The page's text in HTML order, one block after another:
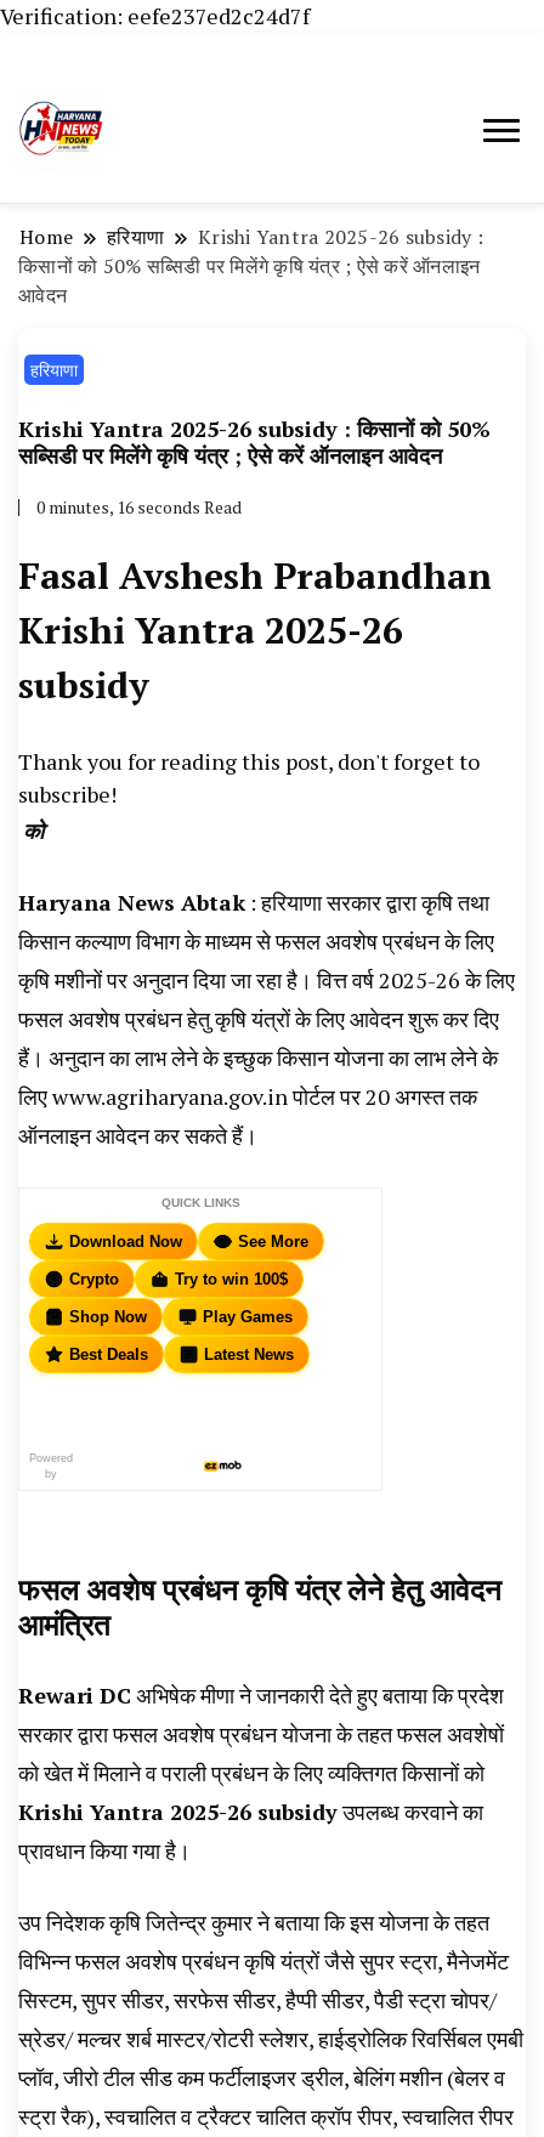
Verification: eefe237ed2c24d7f
हांसी, जींद और हरियाणा की ताजा खबरें
Haryana News Today, Haryana Live, Live
चैनल, Haryana News Today, Latest News
Hisar, Hisar Breaking News, Hansi News
Weather Update in Haryana, Weather Alert
in Haryana, Rain Alert in Haryana, Haryana
Police Action, Haryana Porotet Update,
News, Student Portest News, Kisan Protest
News, AHN News, Abtak Haryana News,
Home हरियाणा
Krishi Yantra 2025-26 subsidy :
किसानों को 50% सब्सिडी पर मिलेंगे कृषि यंत्र ; ऐसे करें ऑनलाइन
आवेदन
हरियाणा
Krishi Yantra 2025-26 subsidy : किसानों को 50%
सब्सिडी पर मिलेंगे कृषि यंत्र ; ऐसे करें ऑनलाइन आवेदन
0 minutes, 16 seconds Read
Fasal Avshesh Prabandhan
Krishi Yantra 2025-26
subsidy
Thank you for reading this post, don't forget to
subscribe!
को
Haryana News Abtak: हरियाणा सरकार द्वारा कृषि तथा
किसान कल्याण विभाग के माध्यम से फसल अवशेष प्रबंधन के लिए
कृषि मशीनों पर अनुदान दिया जा रहा है। वित्त वर्ष 2025-26 के लिए
फसल अवशेष प्रबंधन हेतु कृषि यंत्रों के लिए आवेदन शुरू कर दिए
हैं। अनुदान का लाभ लेने के इच्छुक किसान योजना का लाभ लेने के
लिएwww.agriharyana.gov.inपोर्टल पर 20 अगस्त तक
ऑनलाइन आवेदन कर सकते हैं।
QUICK LINKS
Download Now See More
Crypto Try to win 100$
Shop Now Play Games
Best Deals Latest News
Powered
by
फसल अवशेष प्रबंधन कृषि यंत्र लेने हेतु आवेदन
आमंत्रित
Rewari DC अभिषेक मीणा ने जानकारी देते हुए बताया कि प्रदेश
सरकार द्वारा फसल अवशेष प्रबंधन योजना के तहत फसल अवशेषों
को खेत में मिलाने व पराली प्रबंधन के लिए व्यक्तिगत किसानों को
Krishi Yantra 2025-26 subsidyउपलब्ध करवाने का
प्रावधान किया गया है।
उप निदेशक कृषि जितेन्द्र कुमार ने बताया कि इस योजना के तहत
विभिन्न फसल अवशेष प्रबंधन कृषि यंत्रों जैसे सुपर स्ट्रा, मैनेजमेंट
सिस्टम, सुपर सीडर, सरफेस सीडर, हैप्पी सीडर, पैडी स्ट्रा चोपर/
स्रेडर/ मल्चर शर्ब मास्टर/रोटरी स्लेशर, हाईड्रोलिक रिवर्सिबल एमबी
प्लॉव, जीरो टील सीड कम फर्टीलाइजर ड्रील, बेलिंग मशीन (बेलर व
स्ट्रा रैक), स्वचालित व ट्रैक्टर चालित क्रॉप रीपर, स्वचालित रीपर